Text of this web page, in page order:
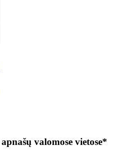
valomose vietose*